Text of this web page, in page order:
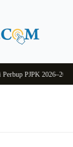
PJPK 2026–2030